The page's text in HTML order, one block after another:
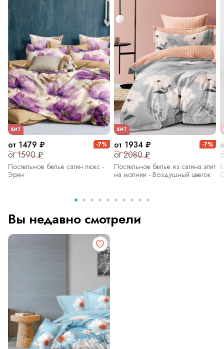
ХИТ
от 1479 ₽
от 1590 ₽
-7%
Постельное белье сатин люкс -
Эрин
ХИТ
от 1934 ₽
от 2080 ₽
-7%
Постельное белье из сатина элит
на молнии - Воздушный цветок
Вы недавно смотрели